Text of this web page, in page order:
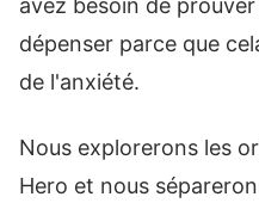
avez besoin de
dépenser parce que
de l'anxiété.
Nous explorerons les
Hero et nous